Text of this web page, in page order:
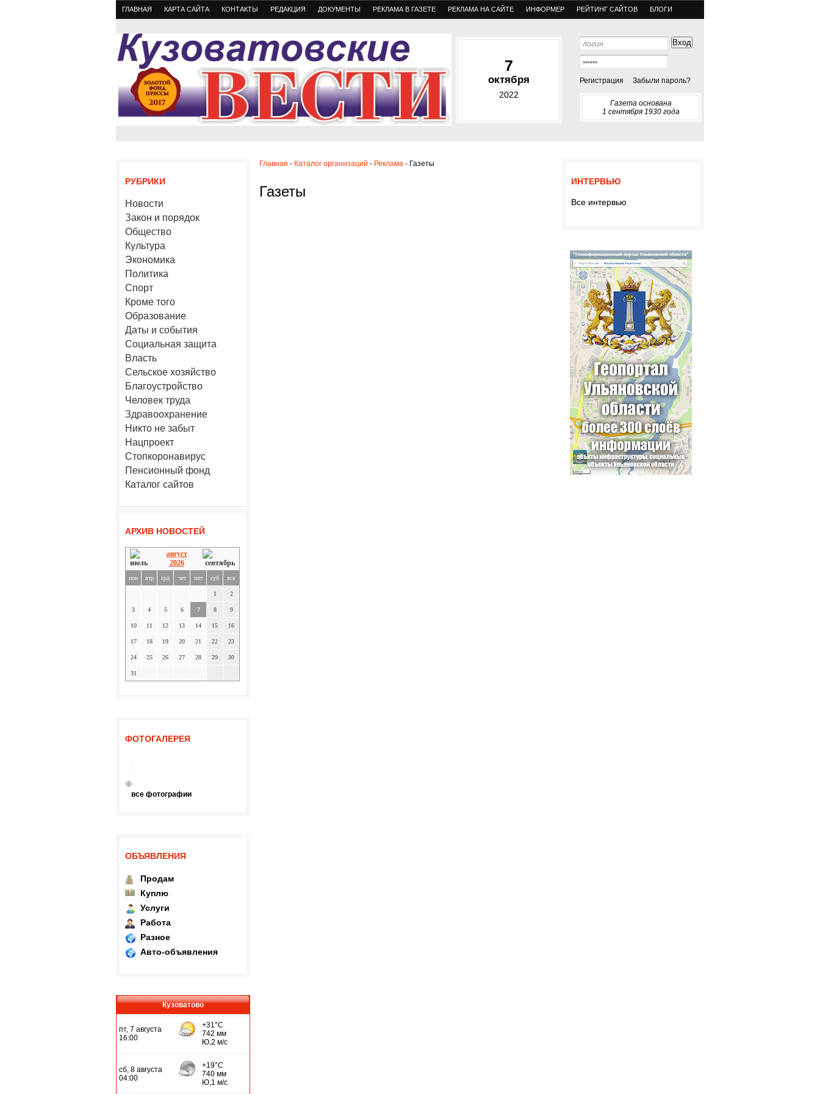
ГЛАВНАЯ КАРТА САЙТА КОНТАКТЫ РЕДАКЦИЯ ДОКУМЕНТЫ РЕКЛАМА В ГАЗЕТЕ РЕКЛАМА НА САЙТЕ ИНФОРМЕР РЕЙТИНГ САЙТОВ БЛОГИ
7
октября
2022
Регистрация Забыли пароль?
Газета основана
1 сентября 1930 года
РУБРИКИ
Новости
Закон и порядок
Общество
Культура
Экономика
Политика
Спорт
Кроме того
Образование
Даты и события
Социальная защита
Власть
Сельское хозяйство
Благоустройство
Человек труда
Здравоохранение
Никто не забыт
Нацпроект
Стопкоронавирус
Пенсионный фонд
Каталог сайтов
АРХИВ НОВОСТЕЙ
август
2026
пон втр срд чет пят суб вск
1 2
3 4 5 6 7 8 9
10 11 12 13 14 15 16
17 18 19 20 21 22 23
24 25 26 27 28 29 30
31
ФОТОГАЛЕРЕЯ
все фотографии
ОБЪЯВЛЕНИЯ
Продам
Куплю
Услуги
Работа
Разное
Авто-объявления
Кузоватово
Главная - Каталог организаций - Реклама - Газеты
Газеты
ИНТЕРВЬЮ
Все интервью